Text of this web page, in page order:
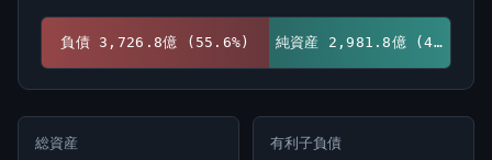
負債 3,726.8億 (55.6%) 純資産 2,981.8億 (44.4%)
総資産 有利子負債